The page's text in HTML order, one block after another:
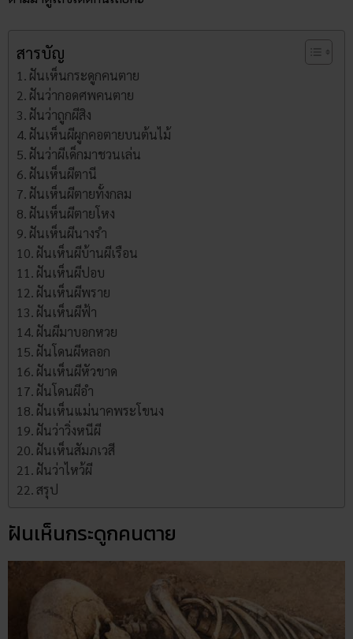
สารบัญ
ฝันเห็นกระดูกคนตาย
ฝันว่ากอดศพคนตาย
ฝันว่าถูกผีสิง
ฝันเห็นผีผูกคอตายบนต้นไม้
ฝันว่าผีเด็กมาชวนเล่น
ฝันเห็นผีตานี
ฝันเห็นผีตายทั้งกลม
ฝันเห็นผีตายโหง
ฝันเห็นผีนางรำ
ฝันเห็นผีบ้านผีเรือน
ฝันเห็นผีปอบ
ฝันเห็นผีพราย
ฝันเห็นผีฟ้า
ฝันผีมาบอกหวย
ฝันโดนผีหลอก
ฝันเห็นผีหัวขาด
ฝันโดนผีอำ
ฝันเห็นแม่นาคพระโขนง
ฝันว่าวิ่งหนีผี
ฝันเห็นสัมภเวสี
ฝันว่าไหว้ผี
สรุป
ฝันเห็นกระดูกคนตาย